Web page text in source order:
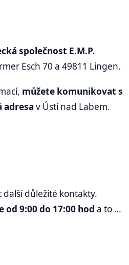
společnost E.M.P.
Esch 70 a 49811 Lingen.
můžete komunikovat s
adresav Ústí nad Labem.
další důležité kontakty.
9:00 do 17:00 hod a to …